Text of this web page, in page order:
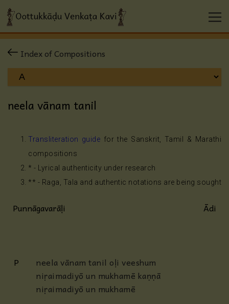
Index of Compositions
neela vānam tanil
Transliteration guide for the Sanskrit, Tamil & Marathi
compositions
* - Lyrical authenticity under research
** - Raga, Tala and authentic notations are being sought
Punnāgavarāḷi Ādi
P
neela vānam tanil oḷi veeshum
niṛaimadiyō un mukhamē kaṇṇā
niṛaimadiyō un mukhamē